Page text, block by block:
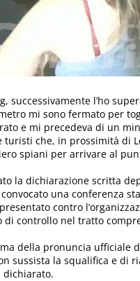
successivamente l’ho
mi sono fermato per
e mi precedeva di un
turisti che, in prossimità di
spiani per arrivare al
la dichiarazione scritta
una conferenza
contro
di controllo nel tratto
della pronuncia ufficiale
sussista la squalifica e di
dichiarato.